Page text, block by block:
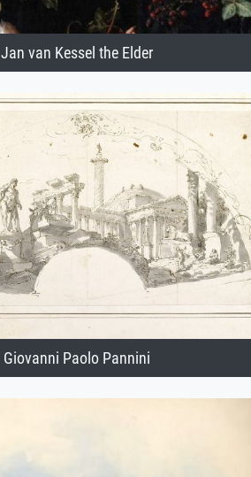
Jan van Kessel the Elder
Giovanni Paolo Pannini